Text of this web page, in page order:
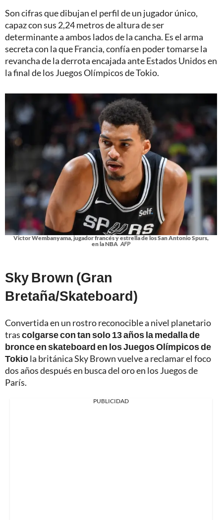
Son cifras que dibujan el perfil de un jugador único,
capaz con sus 2,24 metros de altura de ser
determinante a ambos lados de la cancha. Es el arma
secreta con la que Francia, confía en poder tomarse la
revancha de la derrota encajada ante Estados Unidos en
la final de los Juegos Olímpicos de Tokio.
Victor Wembanyama, jugador francés y estrella de los San Antonio Spurs,
en la NBA AFP
Sky Brown (Gran
Bretaña/Skateboard)
Convertida en un rostro reconocible a nivel planetario
trascolgarse con tan solo 13 años la medalla de
bronce en skateboard en los Juegos Olímpicos de
Tokiola británica Sky Brown vuelve a reclamar el foco
dos años después en busca del oro en los Juegos de
París.
PUBLICIDAD